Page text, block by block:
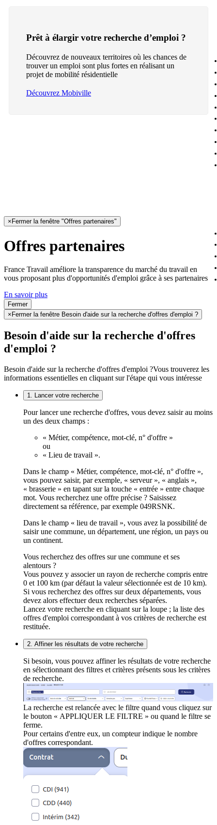
Prêt à élargir votre recherche d’emploi ?
Découvrez de nouveaux territoires où les chances de
trouver un emploi sont plus fortes en réalisant un
projet de mobilité résidentielle
Découvrez Mobiville
× Fermer la fenêtre "Offres partenaires"
Offres partenaires
France Travail améliore la transparence du marché du travail en
vous proposant plus d'opportunités d'emploi grâce à ses partenaires
En savoir plus
Fermer
× Fermer la fenêtre Besoin d'aide sur la recherche d'offres d'emploi ?
Besoin d'aide sur la recherche d'offres
d'emploi ?
Besoin d'aide sur la recherche d'offres d'emploi ?Vous trouverez les
informations essentielles en cliquant sur l'étape qui vous intéresse
1. Lancer votre recherche
Pour lancer une recherche d'offres, vous devez saisir au moins
un des deux champs :
« Métier, compétence, mot-clé, n° d'offre »
ou
« Lieu de travail ».
Dans le champ « Métier, compétence, mot-clé, n° d'offre »,
vous pouvez saisir, par exemple, « serveur », « anglais »,
« brasserie » en tapant sur la touche « entrée » entre chaque
mot. Vous recherchez une offre précise ? Saisissez
directement sa référence, par exemple 049RSNK.
Dans le champ « lieu de travail », vous avez la possibilité de
saisir une commune, un département, une région, un pays ou
un continent.
Vous recherchez des offres sur une commune et ses
alentours ?
Vous pouvez y associer un rayon de recherche compris entre
0 et 100 km (par défaut la valeur sélectionnée est de 10 km).
Si vous recherchez des offres sur deux départements, vous
devez alors effectuer deux recherches séparées.
Lancez votre recherche en cliquant sur la loupe ; la liste des
offres d'emploi correspondant à vos critères de recherche est
restituée.
2. Affiner les résultats de votre recherche
Si besoin, vous pouvez affiner les résultats de votre recherche
en sélectionnant des filtres et critères présents sous les critères
de recherche.
La recherche est relancée avec le filtre quand vous cliquez sur
le bouton « APPLIQUER LE FILTRE » ou quand le filtre se
ferme.
Pour certains d'entre eux, un compteur indique le nombre
d'offres correspondant.